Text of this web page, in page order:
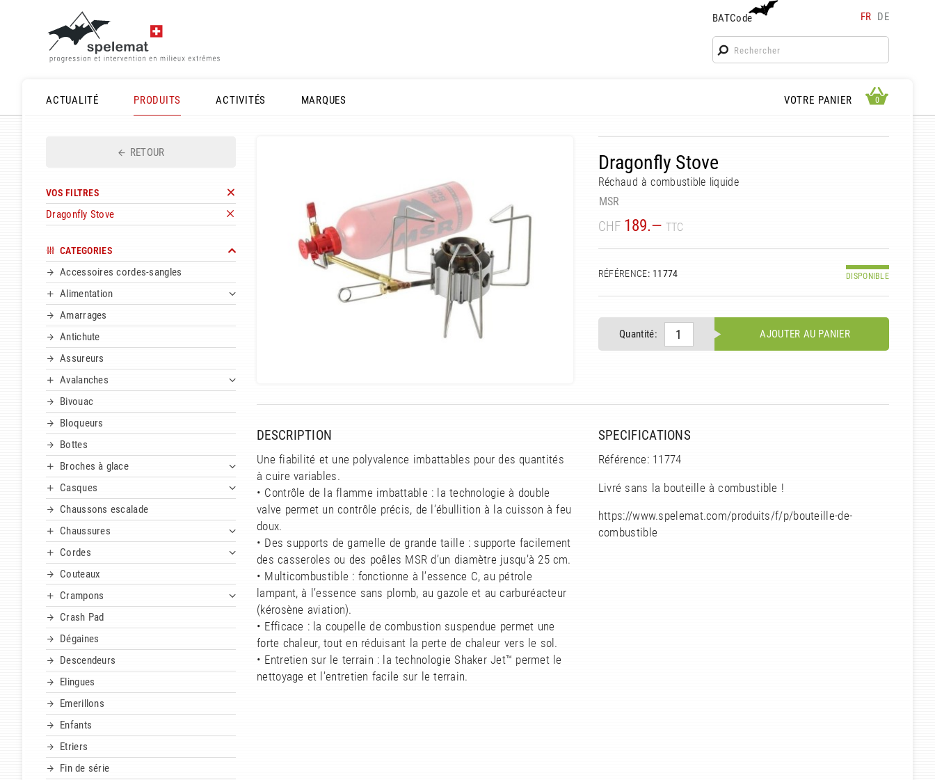
BATCode FR DE
BATCode
Rentrez votre BATCode et validez
ACTUALITÉ
PRODUITS ACTIVITÉS MARQUES VOTRE PANIER 0 0
RETOUR
VOS FILTRES
Dragonfly Stove
CATEGORIES
Accessoires cordes-sangles
Alimentation
Amarrages
Antichute
Assureurs
Avalanches
Bivouac
Bloqueurs
Bottes
Broches à glace
Casques
Chaussons escalade
Chaussures
Cordes
Couteaux
Crampons
Crash Pad
Dégaines
Descendeurs
Elingues
Emerillons
Enfants
Etriers
Fin de série
Dragonfly Stove
Réchaud à combustible liquide
MSR
CHF 189.— TTC
RÉFÉRENCE: 11774 DISPONIBLE
Quantité: AJOUTER AU PANIER
DESCRIPTION
Une fiabilité et une polyvalence imbattables pour des quantités
à cuire variables.
• Contrôle de la flamme imbattable : la technologie à double
valve permet un contrôle précis, de l’ébullition à la cuisson à feu
doux.
• Des supports de gamelle de grande taille : supporte facilement
des casseroles ou des poêles MSR d’un diamètre jusqu’à 25 cm.
• Multicombustible : fonctionne à l’essence C, au pétrole
lampant, à l’essence sans plomb, au gazole et au carburéacteur
(kérosène aviation).
• Efficace : la coupelle de combustion suspendue permet une
forte chaleur, tout en réduisant la perte de chaleur vers le sol.
• Entretien sur le terrain : la technologie Shaker Jet™ permet le
nettoyage et l’entretien facile sur le terrain.
SPECIFICATIONS
Référence: 11774
Livré sans la bouteille à combustible !
https://www.spelemat.com/produits/f/p/bouteille-de-
combustible